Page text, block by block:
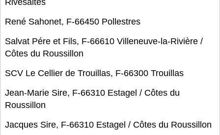
Rivesaltes
René Sahonet, F-66450 Pollestres
Salvat Pére et Fils, F-66610 Villeneuve-la-Rivière /
Côtes du Roussillon
SCV Le Cellier de Trouillas, F-66300 Trouillas
Jean-Marie Sire, F-66310 Estagel / Côtes du
Roussillon
Jacques Sire, F-66310 Estagel / Côtes du Roussillon